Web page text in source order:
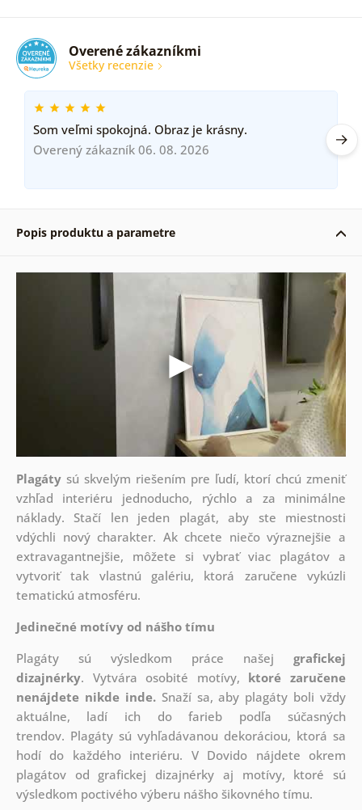
Overené zákazníkmi
Všetky recenzie
Som veľmi spokojná. Obraz je krásny.
Overený zákazník 06. 08. 2026
Popis produktu a parametre
Plagátysú skvelým riešením pre ľudí, ktorí chcú zmeniť
vzhľad interiéru jednoducho, rýchlo a za minimálne
náklady. Stačí len jeden plagát, aby ste miestnosti
vdýchli nový charakter. Ak chcete niečo výraznejšie a
extravagantnejšie, môžete si vybrať viac plagátov a
vytvoriť tak vlastnú galériu, ktorá zaručene vykúzli
tematickú atmosféru.
Jedinečné motívy od nášho tímu
Plagáty sú výsledkom práce našejgrafickej
dizajnérky. Vytvára osobité motívy, ktoré zaručene
nenájdete nikde inde.Snaží sa, aby plagáty boli vždy
aktuálne, ladí ich do farieb podľa súčasných
trendov. Plagáty sú vyhľadávanou dekoráciou, ktorá sa
hodí do každého interiéru. V Dovido nájdete okrem
plagátov od grafickej dizajnérky aj motívy, ktoré sú
výsledkom poctivého výberu nášho šikovného tímu.